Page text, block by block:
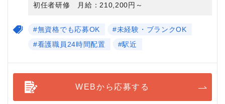
初任者研修 月給：210,200円～
#無資格でも応募OK
#未経験・ブランクOK
#看護職員24時間配置
#駅近
WEBから応募する